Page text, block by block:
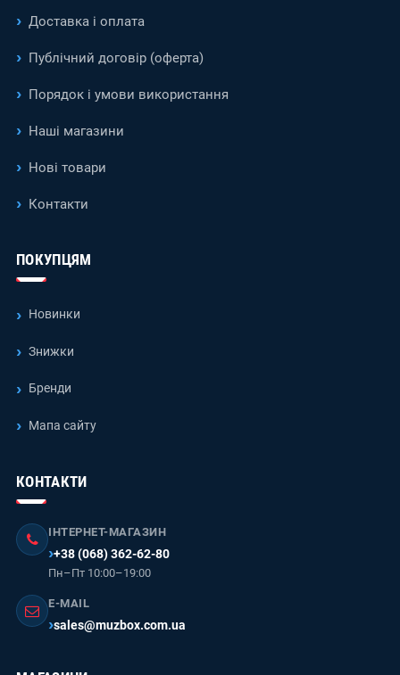
Доставка і оплата
Публічний договір (оферта)
Порядок і умови використання
Наші магазини
Нові товари
Контакти
ПОКУПЦЯМ
Новинки
Знижки
Бренди
Мапа сайту
КОНТАКТИ
ІНТЕРНЕТ-МАГАЗИН
+38 (068) 362-62-80
Пн–Пт 10:00–19:00
E-MAIL
sales@muzbox.com.ua